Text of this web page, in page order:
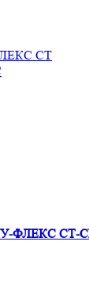
СТ
РУ-ФЛЕКС СТ-